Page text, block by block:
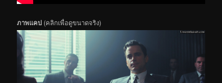
ภาพแคป (คลิกเพื่อดูขนาดจริง)